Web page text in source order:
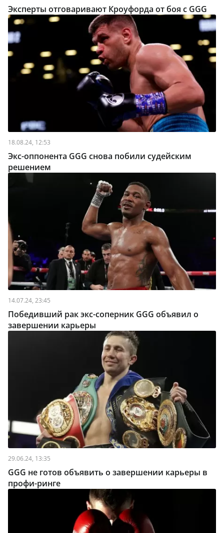
Эксперты отговаривают Кроуфорда от боя с GGG
18.08.24, 12:53
Экс-оппонента GGG снова побили судейским
решением
14.07.24, 23:45
Победивший рак экс-соперник GGG объявил о
завершении карьеры
29.06.24, 13:35
GGG не готов объявить о завершении карьеры в
профи-ринге